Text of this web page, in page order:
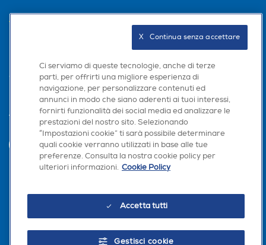
Hai bisogno di un
suggerimento su cosa
acquistare?
Chatta con RONICS
AREA CLIENTI
Trova negozio
Ci serviamo di queste tecnologie, anche di terze
parti, per offrirti una migliore esperienza di
navigazione, per personalizzare contenuti ed
annunci in modo che siano aderenti ai tuoi interessi,
fornirti funzionalità dei social media ed analizzare le
prestazioni del nostro sito. Selezionando
“Impostazioni cookie” ti sarà possibile determinare
quali cookie verranno utilizzati in base alle tue
preferenze. Consulta la nostra cookie policy per
ulteriori informazioni. Cookie Policy
Accetta tutti
Gestisci cookie
X   Continua senza accettare